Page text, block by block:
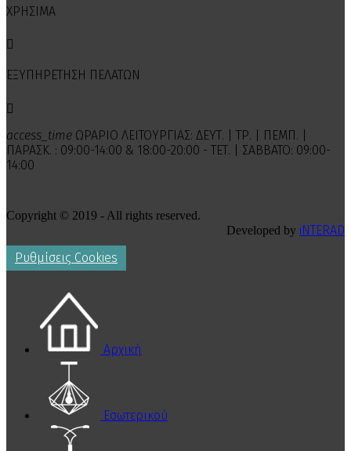
ΧΡΗΣΙΜΑ

ΕΞΥΠΗΡΕΤΗΣΗ ΠΕΛΑΤΩΝ

access_time ΩΡΑΡΙΟ ΛΕΙΤΟΥΡΓΙΑΣ: ΔΕΥΤ. | ΤΡ. | ΠΕΜΠ. |
ΠΑΡΑΣΚ. : 09:00-14:00 & 18:00-20:00 - ΤΕΤ. | ΣΑΒΒΑΤΟ: 09:00-
14:00
Copyright © 2019 - All rights reserved.
Developed by iNTERAD
Ρυθμίσεις Cookies
Αρχική
Εσωτερικού